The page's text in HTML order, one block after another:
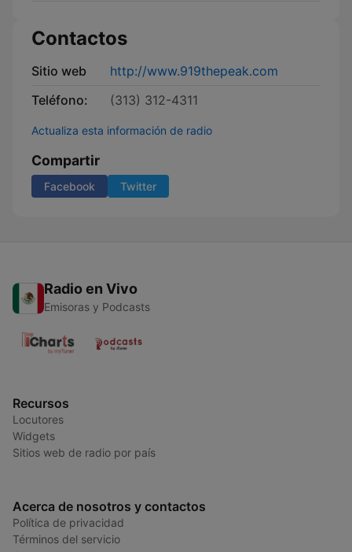
Contactos
Sitio web
http://www.919thepeak.com
Teléfono:
(313) 312-4311
Actualiza esta información de radio
Compartir
Facebook Twitter
Radio en Vivo
Emisoras y Podcasts
Recursos
Locutores
Widgets
Sitios web de radio por país
Acerca de nosotros y contactos
Política de privacidad
Términos del servicio